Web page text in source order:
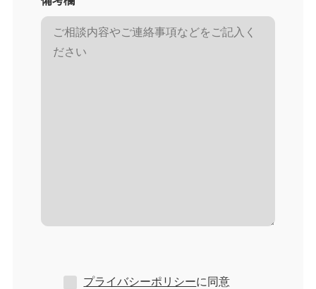
プライバシーポリシーに同意